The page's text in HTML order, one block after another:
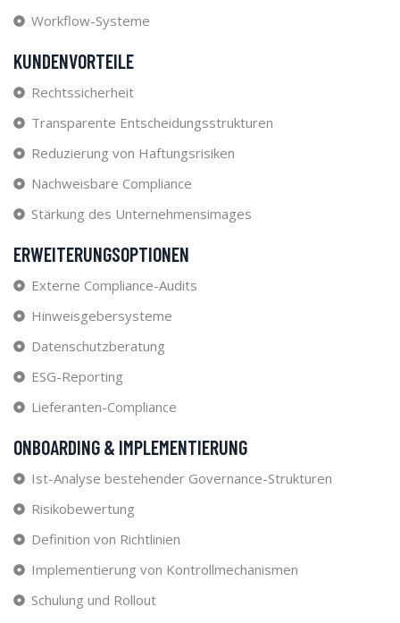
Workflow-Systeme
KUNDENVORTEILE
Rechtssicherheit
Transparente Entscheidungsstrukturen
Reduzierung von Haftungsrisiken
Nachweisbare Compliance
Stärkung des Unternehmensimages
ERWEITERUNGSOPTIONEN
Externe Compliance-Audits
Hinweisgebersysteme
Datenschutzberatung
ESG-Reporting
Lieferanten-Compliance
ONBOARDING & IMPLEMENTIERUNG
Ist-Analyse bestehender Governance-Strukturen
Risikobewertung
Definition von Richtlinien
Implementierung von Kontrollmechanismen
Schulung und Rollout